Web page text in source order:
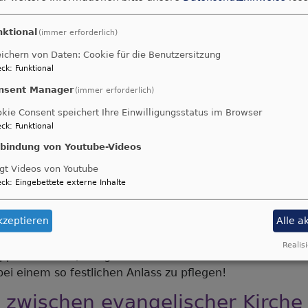
Martin-Luther-Kirche &
Erbendorf
und die katholische Kirchengemeinde Erbendorf laden
am 25. Juni 2023 von 10.00 bis 18.00 Uhr
Martin-Luther-Kirche Erbendorf wird 100 Jahre alt und
gemeinsame Nutzung der katholischen Pfarrkirche
und die katholische Kirchengemeinde, wurde
Grund, um gemeinsam zu feiern und die
einem so festlichen Anlass zu pflegen!
zwischen evangelischer Kirche
(immer erforderlich)
von Daten: Cookie für die Benutzersitzung
: Funktional
Manager (immer erforderlich)
Consent speichert Ihre Einwilligungsstatus im Browser
: Funktional
von Youtube-Videos
Videos von Youtube
: Eingebettete externe Inhalte
Alle